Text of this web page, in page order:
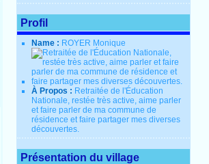
Profil
Name : ROYER Monique
À Propos : Retraitée de l'Éducation
Nationale, restée très active, aime parler
et faire parler de ma commune de
résidence et faire partager mes diverses
découvertes.
Présentation du village